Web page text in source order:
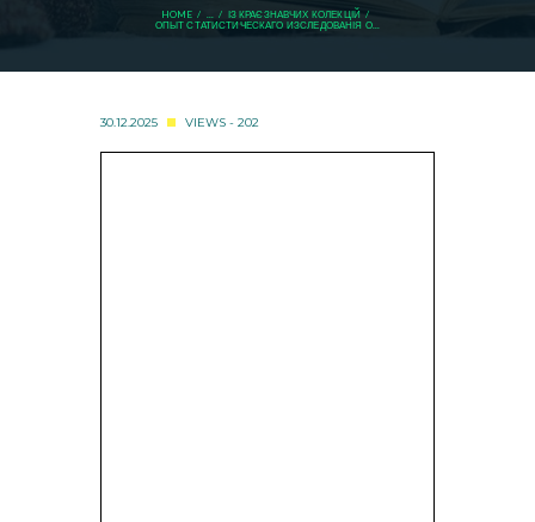
HOME ...
ІЗ КРАЄЗНАВЧИХ КОЛЕКЦІЙ
ОПЫТ СТАТИСТИЧЕСКАГО ИЗСЛЕДОВАНІЯ О...
30.12.2025 VIEWS - 202